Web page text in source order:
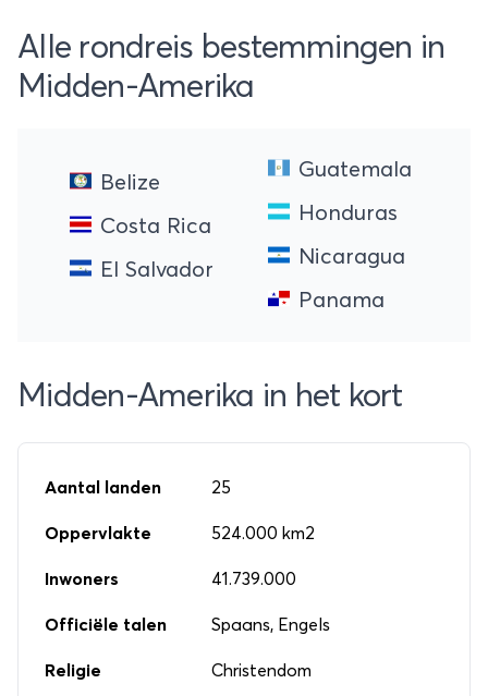
avontuur waarin actieve uitstapjes, natuur en
strand gecombineerd worden. Boek nu je rondreis
Alle rondreis bestemmingen in
Midden-Amerika
Belize
Costa Rica
El Salvador
Guatemala
Honduras
Nicaragua
Panama
Midden-Amerika in het kort
Aantal landen 25
Oppervlakte 524.000 km2
Inwoners 41.739.000
Officiële talen Spaans, Engels
Religie Christendom